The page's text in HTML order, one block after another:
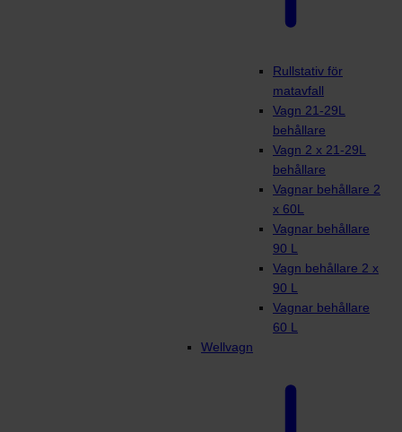
Rullstativ för
matavfall
Vagn 21-29L
behållare
Vagn 2 x 21-29L
behållare
Vagnar behållare 2
x 60L
Vagnar behållare
90 L
Vagn behållare 2 x
90 L
Vagnar behållare
60 L
Wellvagn